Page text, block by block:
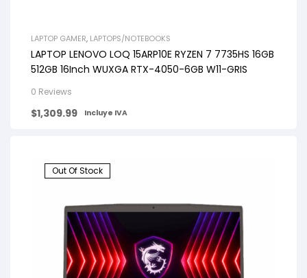
LAPTOP GAMER, LAPTOPS/NOTEBOOKS
LAPTOP LENOVO LOQ 15ARP10E RYZEN 7 7735HS 16GB
512GB 16Inch WUXGA RTX-4050-6GB W11-GRIS
0 Reviews
$1,309.99 Incluye IVA
Out Of Stock